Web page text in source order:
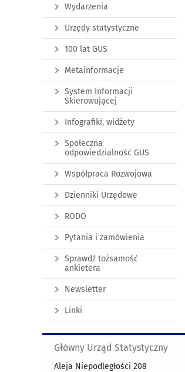
Wydarzenia
Urzędy statystyczne
100 lat GUS
Metainformacje
System Informacji
Skierowującej
Infografiki, widżety
Społeczna
odpowiedzialność GUS
Współpraca Rozwojowa
Dzienniki Urzędowe
RODO
Pytania i zamówienia
Sprawdź tożsamość
ankietera
Newsletter
Linki
Główny Urząd Statystyczny
Aleja Niepodległości 208